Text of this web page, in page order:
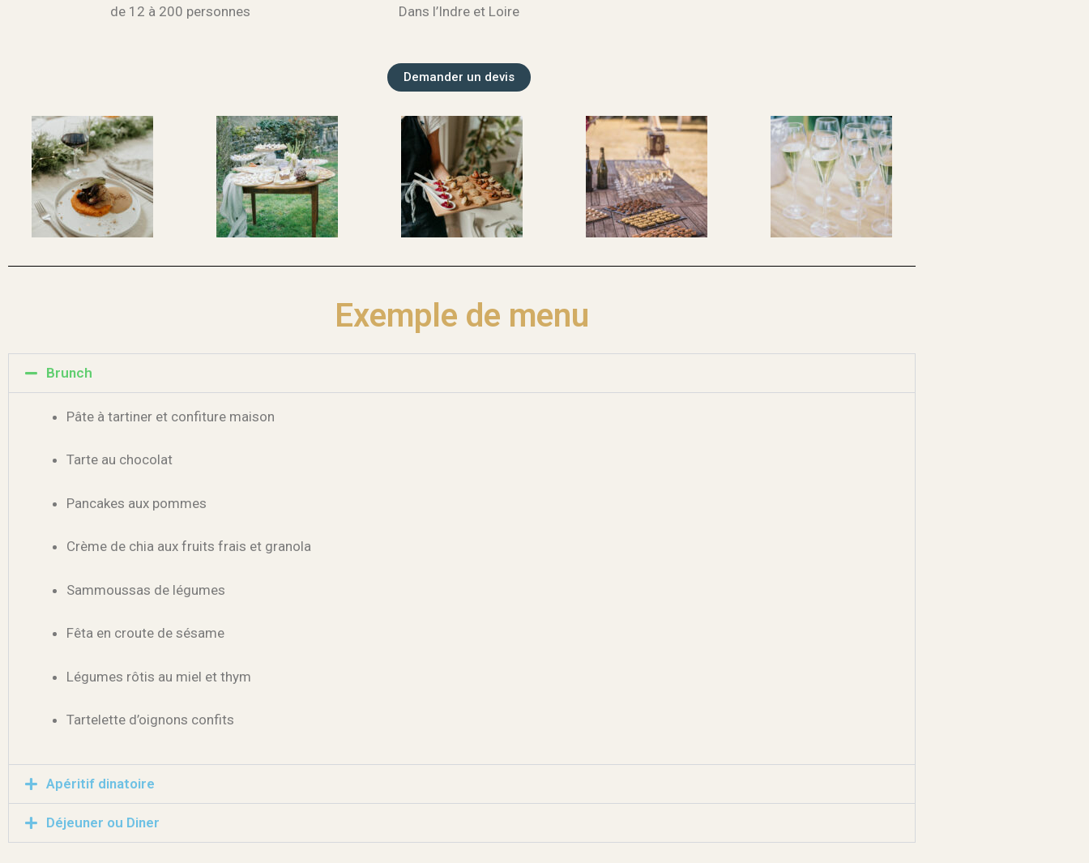
de 12 à 200 personnes Dans l’Indre et Loire
Demander un devis
Exemple de menu
Brunch
Pâte à tartiner et confiture maison
Tarte au chocolat
Pancakes aux pommes
Crème de chia aux fruits frais et granola
Sammoussas de légumes
Fêta en croute de sésame
Légumes rôtis au miel et thym
Tartelette d’oignons confits
Apéritif dinatoire
Déjeuner ou Diner